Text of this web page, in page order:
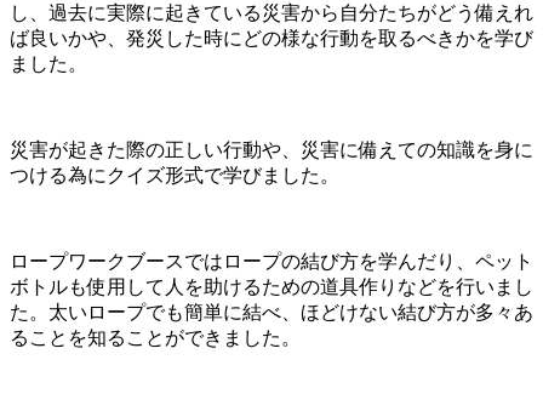
し、過去に実際に起きている災害から自分たちがどう備えれ
ば良いかや、発災した時にどの様な行動を取るべきかを学び
ました。
災害が起きた際の正しい行動や、災害に備えての知識を身に
つける為にクイズ形式で学びました。
ロープワークブースではロープの結び方を学んだり、ペット
ボトルも使用して人を助けるための道具作りなどを行いまし
た。太いロープでも簡単に結べ、ほどけない結び方が多々あ
ることを知ることができました。